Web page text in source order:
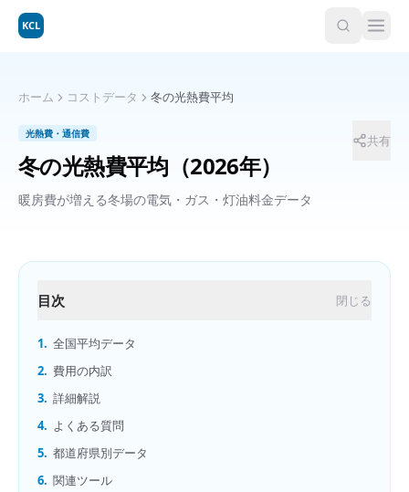
KCL
ホーム コストデータ 冬の光熱費平均
光熱費・通信費
冬の光熱費平均 （2026年）
暖房費が増える冬場の電気・ガス・灯油料金データ
共有
目次 閉じる
1. 全国平均データ
2. 費用の内訳
3. 詳細解説
4. よくある質問
5. 都道府県別データ
6. 関連ツール